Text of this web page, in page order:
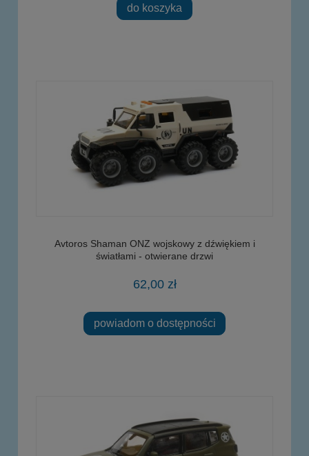
do koszyka
Avtoros Shaman ONZ wojskowy z dźwiękiem i
światłami - otwierane drzwi
62,00 zł
powiadom o dostępności